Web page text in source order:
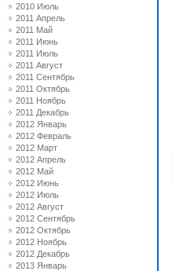
2010 Июль
2011 Апрель
2011 Май
2011 Июнь
2011 Июль
2011 Август
2011 Сентябрь
2011 Октябрь
2011 Ноябрь
2011 Декабрь
2012 Январь
2012 Февраль
2012 Март
2012 Апрель
2012 Май
2012 Июнь
2012 Июль
2012 Август
2012 Сентябрь
2012 Октябрь
2012 Ноябрь
2012 Декабрь
2013 Январь